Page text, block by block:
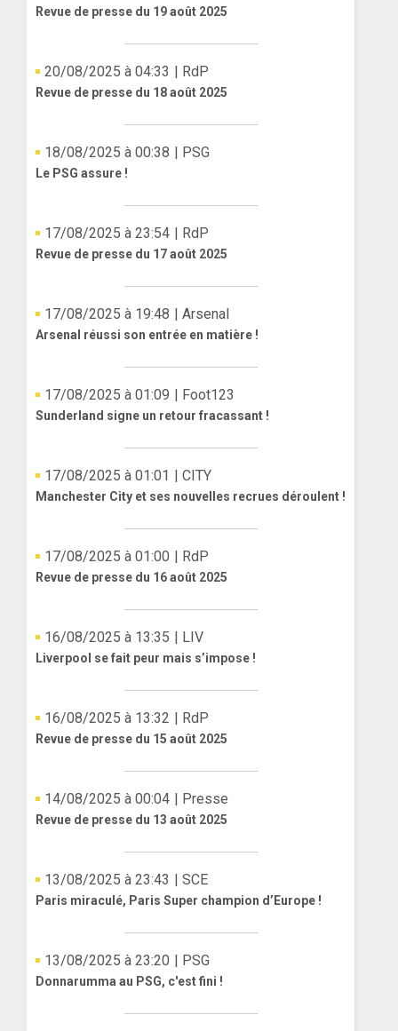
Revue de presse du 19 août 2025
20/08/2025 à 04:33 | RdP
Revue de presse du 18 août 2025
18/08/2025 à 00:38 | PSG
Le PSG assure !
17/08/2025 à 23:54 | RdP
Revue de presse du 17 août 2025
17/08/2025 à 19:48 | Arsenal
Arsenal réussi son entrée en matière !
17/08/2025 à 01:09 | Foot123
Sunderland signe un retour fracassant !
17/08/2025 à 01:01 | CITY
Manchester City et ses nouvelles recrues déroulent !
17/08/2025 à 01:00 | RdP
Revue de presse du 16 août 2025
16/08/2025 à 13:35 | LIV
Liverpool se fait peur mais s’impose !
16/08/2025 à 13:32 | RdP
Revue de presse du 15 août 2025
14/08/2025 à 00:04 | Presse
Revue de presse du 13 août 2025
13/08/2025 à 23:43 | SCE
Paris miraculé, Paris Super champion d’Europe !
13/08/2025 à 23:20 | PSG
Donnarumma au PSG, c'est fini !